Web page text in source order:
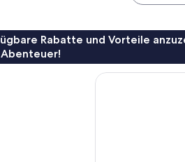
Rabatte und Vorteile